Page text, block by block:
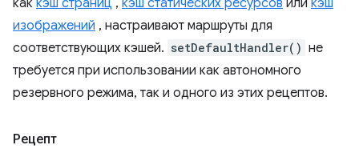
как кэш страниц , кэш статических ресурсов или кэш
изображений , настраивают маршруты для
соответствующих кэшей. setDefaultHandler() не
требуется при использовании как автономного
резервного режима, так и одного из этих рецептов.
Рецепт